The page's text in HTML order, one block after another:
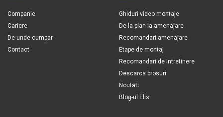
Companie
Cariere
De unde cumpar
Contact
Ghiduri video montaje
De la plan la amenajare
Recomandari amenajare
Etape de montaj
Recomandari de intretinere
Descarca brosuri
Noutati
Blog-ul Elis